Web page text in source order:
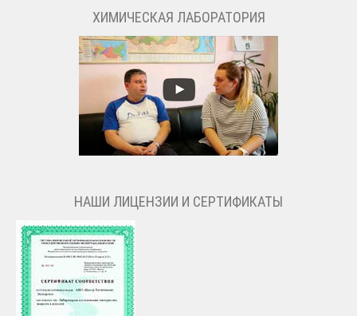
ХИМИЧЕСКАЯ ЛАБОРАТОРИЯ
НАШИ ЛИЦЕНЗИИ И СЕРТИФИКАТЫ